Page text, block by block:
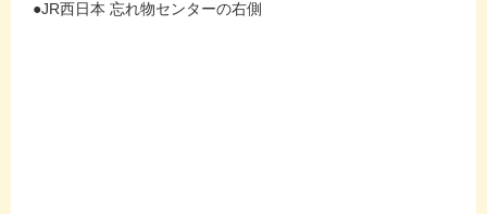
●JR西日本 忘れ物センターの右側